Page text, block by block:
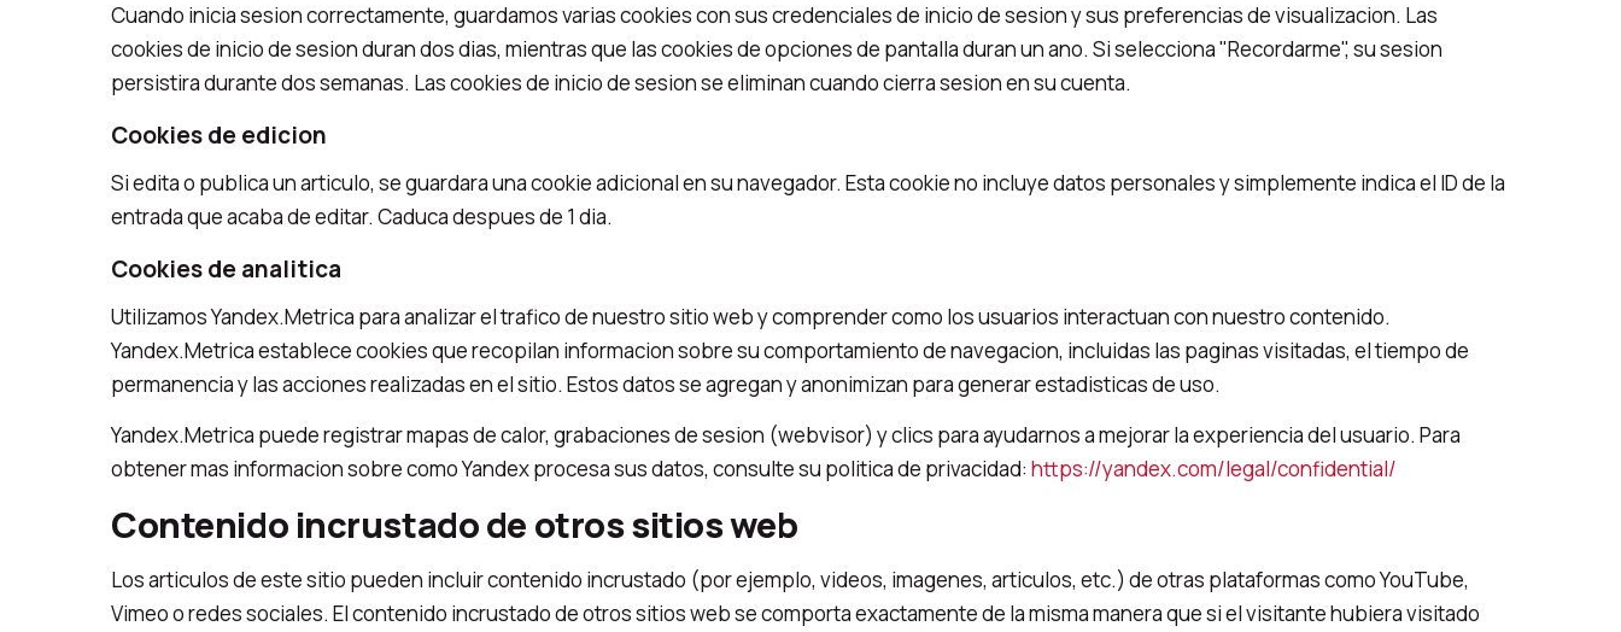
Cuando inicia sesion correctamente, guardamos varias cookies con sus credenciales de inicio de sesion y sus preferencias de visualizacion. Las
cookies de inicio de sesion duran dos dias, mientras que las cookies de opciones de pantalla duran un ano. Si selecciona "Recordarme", su sesion
persistira durante dos semanas. Las cookies de inicio de sesion se eliminan cuando cierra sesion en su cuenta.
Cookies de edicion
Si edita o publica un articulo, se guardara una cookie adicional en su navegador. Esta cookie no incluye datos personales y simplemente indica el ID de la
entrada que acaba de editar. Caduca despues de 1 dia.
Cookies de analitica
Utilizamos Yandex.Metrica para analizar el trafico de nuestro sitio web y comprender como los usuarios interactuan con nuestro contenido.
Yandex.Metrica establece cookies que recopilan informacion sobre su comportamiento de navegacion, incluidas las paginas visitadas, el tiempo de
permanencia y las acciones realizadas en el sitio. Estos datos se agregan y anonimizan para generar estadisticas de uso.
Yandex.Metrica puede registrar mapas de calor, grabaciones de sesion (webvisor) y clics para ayudarnos a mejorar la experiencia del usuario. Para
obtener mas informacion sobre como Yandex procesa sus datos, consulte su politica de privacidad: https://yandex.com/legal/confidential/
Contenido incrustado de otros sitios web
Los articulos de este sitio pueden incluir contenido incrustado (por ejemplo, videos, imagenes, articulos, etc.) de otras plataformas como YouTube,
Vimeo o redes sociales. El contenido incrustado de otros sitios web se comporta exactamente de la misma manera que si el visitante hubiera visitado